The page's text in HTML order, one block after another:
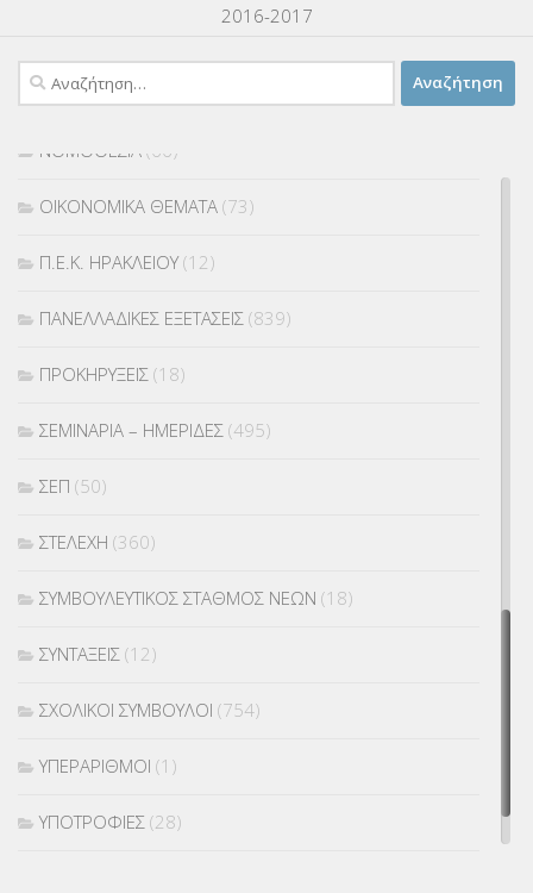
2016-2017
Αναζήτηση
για:ΜΕΤΑΦΟΡΑ ΜΑΘΗΤΩΝ
ΝΟΜΟΘΕΣΙΑ (66)
ΟΙΚΟΝΟΜΙΚΑ ΘΕΜΑΤΑ (73)
Π.Ε.Κ. ΗΡΑΚΛΕΙΟΥ(12)
ΠΑΝΕΛΛΑΔΙΚΕΣ ΕΞΕΤΑΣΕΙΣ (839)
ΠΡΟΚΗΡΥΞΕΙΣ (18)
ΣΕΜΙΝΑΡΙΑ – ΗΜΕΡΙΔΕΣ (495)
ΣΕΠ (50)
ΣΤΕΛΕΧΗ (360)
ΣΥΜΒΟΥΛΕΥΤΙΚΟΣ ΣΤΑΘΜΟΣ ΝΕΩΝ (18)
ΣΥΝΤΑΞΕΙΣ (12)
ΣΧΟΛΙΚΟΙ ΣΥΜΒΟΥΛΟΙ (754)
ΥΠΕΡΑΡΙΘΜΟΙ (1)
ΥΠΟΤΡΟΦΙΕΣ (28)